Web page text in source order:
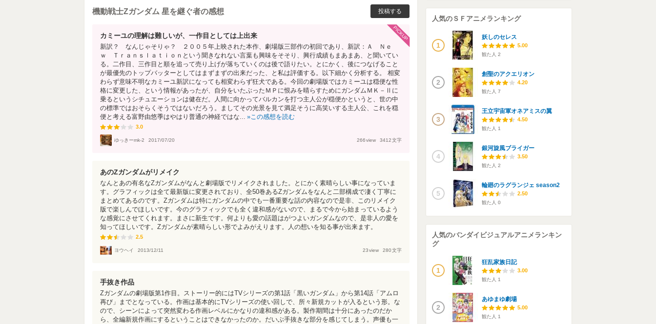
機動戦士Zガンダム 星を継ぐ者の感想 投稿する
カミーユの理解は難しいが、一作目としては上出来
新訳？ なんじゃそりゃ？ ２００５年上映された本作、劇場版三部作の初回であり、新訳：Ａ Ｎｅ
ｗ Ｔｒａｎｓｌａｔｉｏｎという聞きなれない言葉も興味をそそり、興行成績もまあまあ、と聞いてい
る。二作目、三作目と順を追って売り上げが落ちていくのは後で語りたい。とにかく、後につなげること
が最優先のトップバッターとしてはまずまずの出来だった、と私は評価する。以下細かく分析する。 相変
わらず意味不明なカミーユ新訳になっても相変わらず狂犬である。今回の劇場版ではカミーユは穏便な性
格に変更した、という情報があったが、自分をいたぶったＭＰに恨みを晴らすためにガンダムＭＫ－Ⅱに
乗るというシチュエーションは健在だ。人間に向かってバルカンを打つ主人公が穏便かというと、世の中
の標準ではおそらくそうではないだろう。ましてその光景を見て満足そうに高笑いする主人公、これを穏
便と考える富野由悠季はやはり普通の神経ではな...
この感想を読む
3.0
3.0
ゆっきーmk-2 2017/07/20 266view 3412文字
PICKUP
あのZガンダムがリメイク
なんとあの有名なZガンダムがなんと劇場版でリメイクされました。とにかく素晴らしい事になっていま
す。グラフィックは全て最新版に変更されており、全50巻あるZガンダムをなんと二部構成で凄く丁寧に
まとめてあるのです。Zガンダムは特にガンダムの中でも一番重要な話の内容なので是非、このリメイク
版で楽しんでほしいです。今のグラフィックでも全く違和感がないので、まるで今から始まっているよう
な感覚にさせてくれます。まさに新生です。何よりも愛の話題はがつよいガンダムなので、是非人の愛を
知ってほしいです。Zガンダムが素晴らしい形でよみがえります。人の想いを知る事が出来ます。
2.5
2.5
ヨウヘイ 2013/12/11 23view 280文字
手抜き作品
Zガンダムの劇場版第1作目。ストーリー的にはTVシリーズの第1話「黒いガンダム」から第14話「アムロ
再び」までとなっている。作画は基本的にTVシリーズの使い回しで、所々新規カットが入るという形。な
ので、シーンによって突然変わる作画レベルにかなりの違和感がある。製作期間は十分にあったのだか
ら、全編新規作画にするということはできなかったのか。だいぶ手抜きな部分を感じてしまう。声優も一
人気のＳＦアニメランキング
1
妖しのセレス
5.00
観た人 2
2
創聖のアクエリオン
4.20
観た人 7
3
王立宇宙軍オネアミスの翼
4.50
観た人 1
4
銀河旋風ブライガー
3.50
観た人 2
5
輪廻のラグランジェ season2
2.50
観た人 0
人気のバンダイビジュアルアニメランキン
グ
1
狂乱家族日記
3.00
観た人 1
2
あゆまゆ劇場
5.00
観た人 1